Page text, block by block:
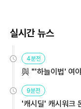
실시간 뉴스
4분전
與 "'하늘이법' 여
9분전
'캐시딜' 캐시워크